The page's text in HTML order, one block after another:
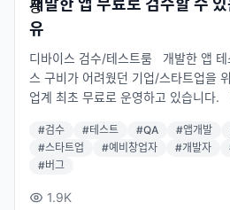
개발한 앱 무료로 검수할 수
유
디바이스 검수/테스트룸 개발한 앱 테
스 구비가 어려웠던 기업/스타트업을
업계 최초 무료로 운영하고 있습니
인원 3인 * 이용요금 : 무료 예약하기
약신청 시스템이나 전화, 카카오톡 플
2. 프리모아와 이용시간, 일정확인 3.
문 사용하기 1. 예약시간에 방문 후 신
#검수 #테스트 #QA #앱개발
#스타트업 #예비창업자 #개발자
#버그
1.9K